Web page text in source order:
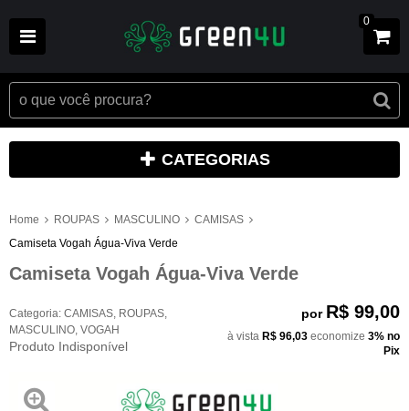
0
CATEGORIAS
Home ROUPAS MASCULINO
CAMISAS
Camiseta Vogah Água-Viva Verde
Camiseta Vogah Água-Viva Verde
Categoria: CAMISAS ROUPAS
MASCULINO VOGAH
Produto Indisponível
por R$ 99,00
à vista R$ 96,03 economize 3% no
Pix